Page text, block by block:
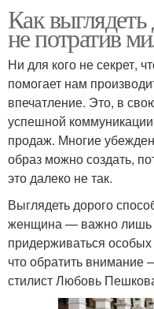
Как
не потратив
Ни для кого не секрет,
помогает нам
впечатление. Это, в
успешной
продаж. Многие
образ можно создать,
это далеко не так.
Выглядеть дорого
женщина — важно лишь
придерживаться
что обратить внимание
стилист Любовь